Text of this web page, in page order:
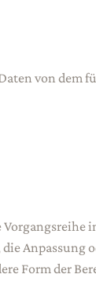
von dem
Anpassung
Form der